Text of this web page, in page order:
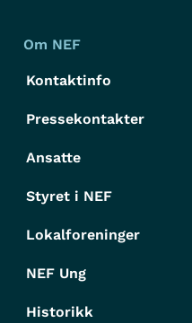
Om NEF
Kontaktinfo
Pressekontakter
Ansatte
Styret i NEF
Lokalforeninger
NEF Ung
Historikk